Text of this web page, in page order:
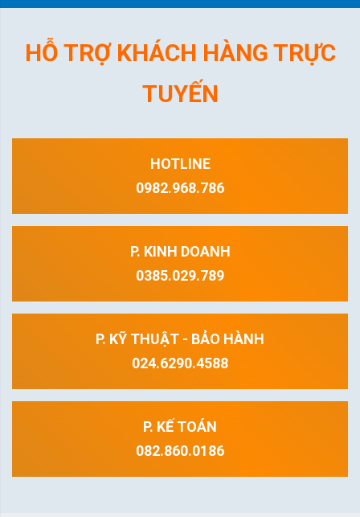
HỖ TRỢ KHÁCH HÀNG TRỰC
TUYẾN
HOTLINE
0982.968.786
P. KINH DOANH
0385.029.789
P. KỸ THUẬT - BẢO HÀNH
024.6290.4588
P. KẾ TOÁN
082.860.0186